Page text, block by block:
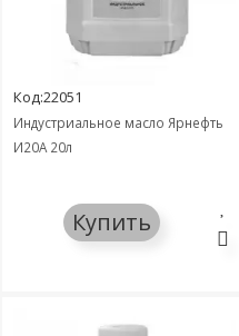
Код:22051
Индустриальное масло Ярнефть
И20А 20л
Купить